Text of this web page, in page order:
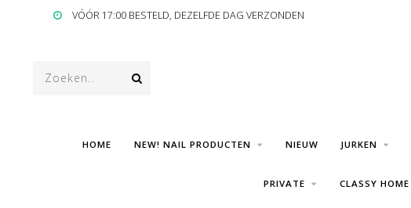
VÓÓR 17:00 BESTELD, DEZELFDE DAG VERZONDEN
HOME NEW! NAIL PRODUCTEN NIEUW JURKEN
PRIVATE CLASSY HOME